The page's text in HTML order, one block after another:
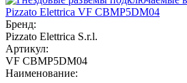
Бренд:
Pizzato Elettrica S.r.l.
Артикул:
VF CBMP5DM04
Наименование: